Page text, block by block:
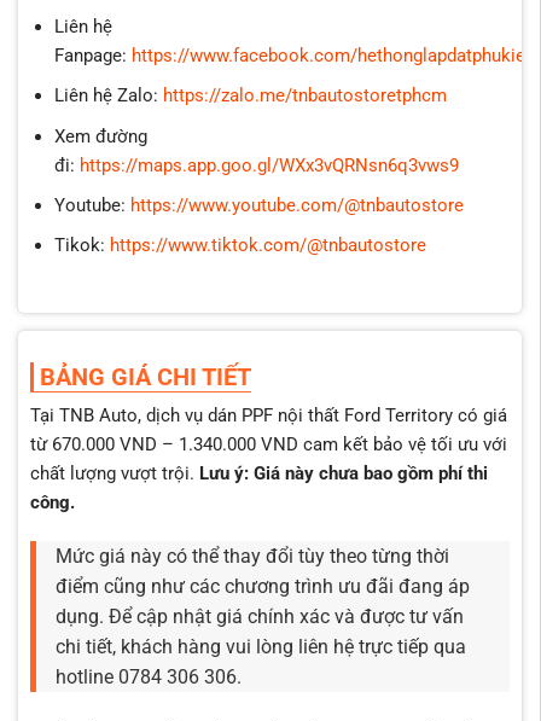
Liên hệ
Fanpage: https://www.facebook.com/
Liên hệ Zalo: https://zalo.me/tnbautostoretphcm
Xem đường
đi: https://maps.app.goo.gl/WXx3vQRNsn6q3vws9
Youtube: https://www.youtube.com/@tnbautostore
Tikok: https://www.tiktok.com/@tnbautostore
BẢNG GIÁ CHI TIẾT
Tại TNB Auto, dịch vụ dán PPF nội thất Ford Territory có giá
từ 670.000 VND – 1.340.000 VND cam kết bảo vệ tối ưu với
chất lượng vượt trội. Lưu ý: Giá này chưa bao gồm phí thi
công.
Mức giá này có thể thay đổi tùy theo từng thời
điểm cũng như các chương trình ưu đãi đang áp
dụng. Để cập nhật giá chính xác và được tư vấn
chi tiết, khách hàng vui lòng liên hệ trực tiếp qua
hotline 0784 306 306.